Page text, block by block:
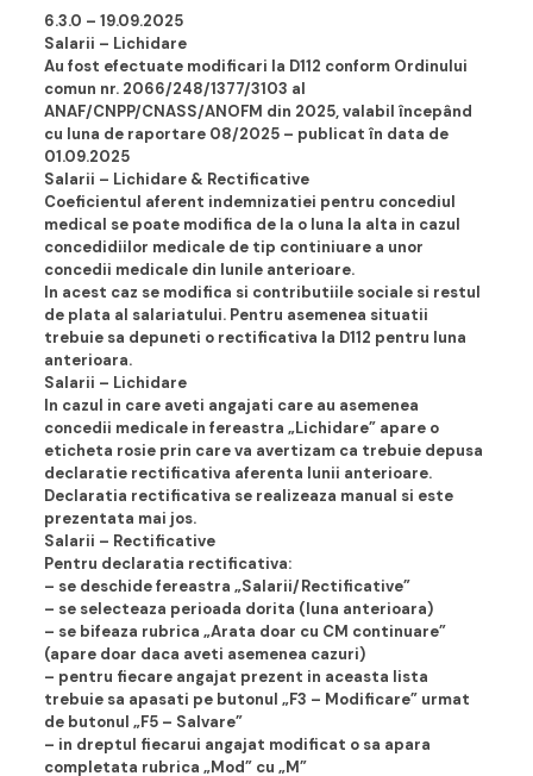
6.3.0 – 19.09.2025
Salarii – Lichidare
Au fost efectuate modificari la D112 conform Ordinului
comun nr. 2066/248/1377/3103 al
ANAF/CNPP/CNASS/ANOFM din 2025, valabil începând
cu luna de raportare 08/2025 – publicat în data de
01.09.2025
Salarii – Lichidare & Rectificative
Coeficientul aferent indemnizatiei pentru concediul
medical se poate modifica de la o luna la alta in cazul
concedidiilor medicale de tip continiuare a unor
concedii medicale din lunile anterioare.
In acest caz se modifica si contributiile sociale si restul
de plata al salariatului. Pentru asemenea situatii
trebuie sa depuneti o rectificativa la D112 pentru luna
anterioara.
Salarii – Lichidare
In cazul in care aveti angajati care au asemenea
concedii medicale in fereastra „Lichidare” apare o
eticheta rosie prin care va avertizam ca trebuie depusa
declaratie rectificativa aferenta lunii anterioare.
Declaratia rectificativa se realizeaza manual si este
prezentata mai jos.
Salarii – Rectificative
Pentru declaratia rectificativa:
– se deschide fereastra „Salarii/Rectificative”
– se selecteaza perioada dorita (luna anterioara)
– se bifeaza rubrica „Arata doar cu CM continuare”
(apare doar daca aveti asemenea cazuri)
– pentru fiecare angajat prezent in aceasta lista
trebuie sa apasati pe butonul „F3 – Modificare” urmat
de butonul „F5 – Salvare”
– in dreptul fiecarui angajat modificat o sa apara
completata rubrica „Mod” cu „M”